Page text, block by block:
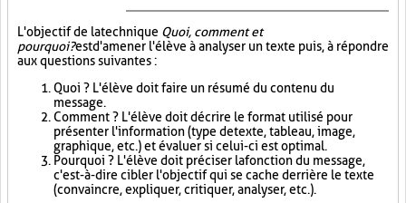
L'objectif de la technique Quoi, comment et
pourquoi?est d'amener l'élève à analyser un texte puis, à répondre
aux questions suivantes :
Quoi ? L'élève doit faire un résumé du contenu du
message.
Comment ? L'élève doit décrire le format utilisé pour
présenter l'information (type de texte, tableau, image,
graphique, etc.) et évaluer si celui-ci est optimal.
Pourquoi ? L'élève doit préciser la fonction du message,
c'est-à-dire cibler l'objectif qui se cache derrière le texte
(convaincre, expliquer, critiquer, analyser, etc.).